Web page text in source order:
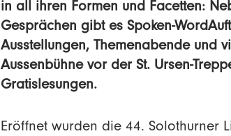
in all ihren Formen und Facetten:
Gesprächen gibt es Spoken-
Ausstellungen, Themenabende und
Aussenbühne vor der St. Ursen-
Gratislesungen.
Eröffnet wurden die 44. Solothurner